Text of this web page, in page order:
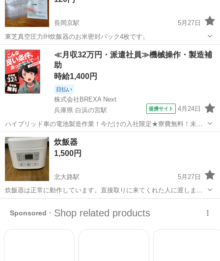
長岡京駅
5月27日
東芝真空圧力IH炊飯器のお米密封パック4枚です。
京都 長岡京市 長岡京駅 キッチン家電 東芝
≪月収32万円・派遣社員≫機械操作・製造補
助
時給1,400円
日払い
株式会社BREXA Next
兵庫県 白浜の宮駅
提携サイト 4月24日
ハイブリッド車の電池製造作業！今だけの入社限定★寮費無料！未経
験活躍中★20～50代の男性活躍中！安定企業で長期で働きたい方オス
スメ！年間休日130日！正社員登用制度あり！マイカー通勤OK！ワン
ルーム寮完備！《兵庫県姫路市》...
兵庫 姫路市 白浜の宮駅
炊飯器
1,500円
北大路駅
5月27日
炊飯器は正常に動作しています。直接取りに来てくれた人に渡しま
す。 よろしくお願いします。